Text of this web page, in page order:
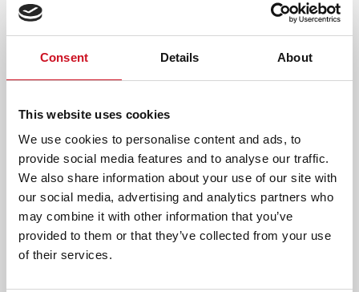
Consent Details About
This website uses cookies
We use cookies to personalise content and ads, to
provide social media features and to analyse our traffic.
We also share information about your use of our site with
our social media, advertising and analytics partners who
may combine it with other information that you’ve
provided to them or that they’ve collected from your use
of their services.
taalontwikkelingsstoornis heeft.”
GROEIEN MET DE JUISTE ONDERSTEUNING
onderwijs. “Dat was voor ons even slikken”, zegt Andrea.
“Maar achteraf zijn wij hier heel blij mee. Door de kleinere
klassen, de extra aandacht en de juiste ondersteuning,
hebben we Wiek zien groeien in zijn spraak- en
taalontwikkeling.”
DE TIJD NEMEN